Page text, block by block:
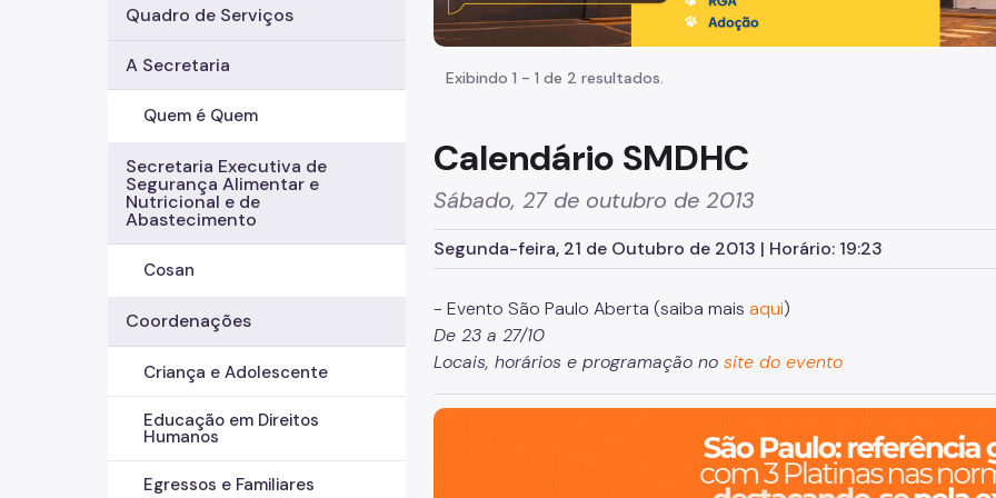
Quadro de Serviços
A Secretaria
Quem é Quem
Secretaria Executiva de
Segurança Alimentar e
Nutricional e de
Abastecimento
Cosan
Coordenações
Criança e Adolescente
Educação em Direitos
Humanos
Egressos e Familiares
Exibindo 1 - 1 de 2 resultados.
Calendário SMDHC
Sábado, 27 de outubro de 2013
Segunda-feira, 21 de Outubro de 2013 | Horário: 19:23
- Evento São Paulo Aberta (saiba mais aqui)
De 23 a 27/10
Locais, horários e programação no site do evento
São Paulo, cidade inteligente, resiliente e sustentável